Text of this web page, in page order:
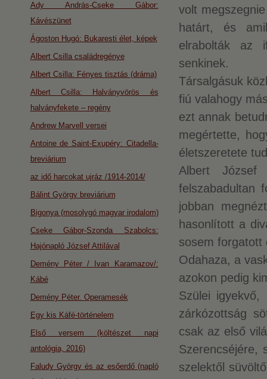
volt
határt, és
elrabolták az
senkinek.
Társalgásuk
fiú valahogy
ezt annak
megértette,
életszeretete
Albert
felszabadultan
jobban
hasonlított a
sosem forgatott
Odahaza, a
azokon pedig
Szülei
zárkózottság
csak az első
Szerencséjére,
szelektől
Ady András-Cseke Gábor:
Kávészünet
Ágoston Hugó: Bukaresti élet, képek
Albert Csilla családregénye
Albert Csilla: Fényes tisztás (dráma)
Albert Csilla: Halványvörös és
halványfekete – regény
Andrew Marvell versei
Antoine de Saint-Exupéry: Citadella-
breviárium
az idő harcokat ujráz /1914-2014/
Bálint György breviárium
Bigonya (mosolygó magyar irodalom)
Cseke Gábor-Szonda Szabolcs:
Hajónapló József Attilával
Demény Péter / Ivan Karamazov/:
Kábé
Demény Péter. Operamesék
Egy kis Káfé-történelem
Első versem (költészet napi
antológia, 2016)
Faludy György és az esőerdő (napló